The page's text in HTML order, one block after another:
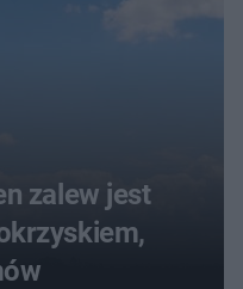
zalew jest